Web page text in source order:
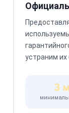
устраним их
3